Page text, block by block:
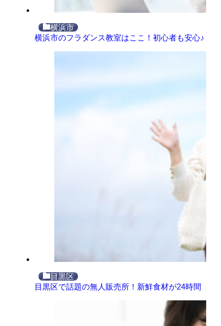
横浜市
横浜市のフラダンス教室はここ！初心者も安心♪
目黒区
目黒区で話題の無人販売所！新鮮食材が24時間